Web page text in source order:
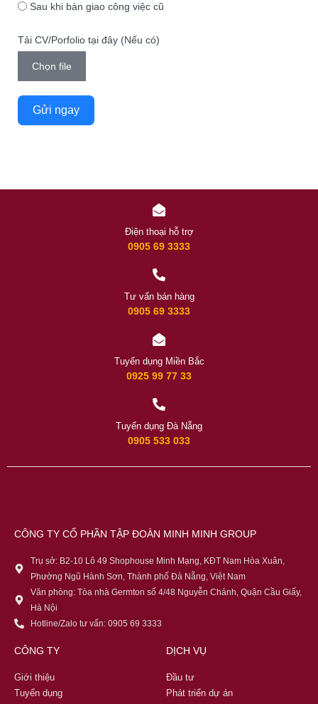
Sau khi bàn giao công việc cũ
Tải CV/Porfolio tại đây (Nếu có)
Chọn file
Gửi ngay
Điện thoại hỗ trợ
0905 69 3333
Tư vấn bán hàng
0905 69 3333
Tuyển dụng Miền Bắc
0925 99 77 33
Tuyển dụng Đà Nẵng
0905 533 033
CÔNG TY CỔ PHẦN TẬP ĐOÀN MINH MINH GROUP
Trụ sở: B2-10 Lô 49 Shophouse Minh Mạng, KĐT Nam Hòa Xuân,
Phường Ngũ Hành Sơn, Thành phố Đà Nẵng, Việt Nam
Văn phòng: Tòa nhà Germton số 4/48 Nguyễn Chánh, Quận Cầu Giấy,
Hà Nội
Hotline/Zalo tư vấn: 0905 69 3333
CÔNG TY
Giới thiệu
Tuyển dụng
DỊCH VỤ
Đầu tư
Phát triển dự án